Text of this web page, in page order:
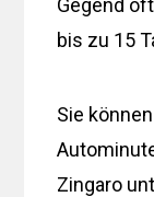
bis zu 15
Sie
Zingaro